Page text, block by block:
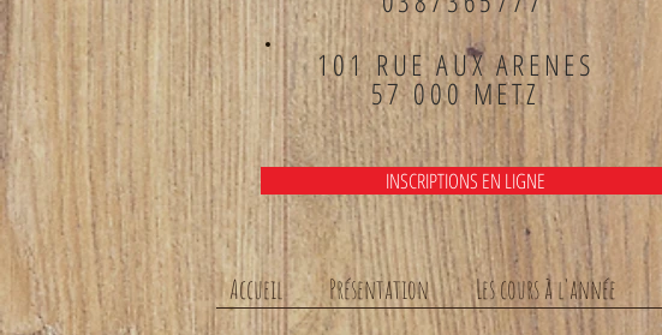
101 RUE AUX ARENES
57 000 METZ
INSCRIPTIONS EN LIGNE
Accueil Présentation Les cours à l'année